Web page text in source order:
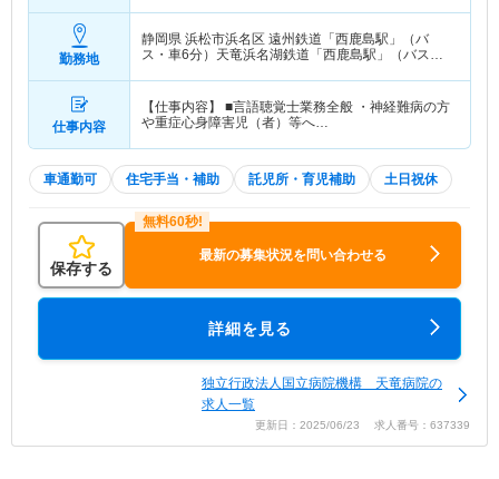
勤務地
静岡県 浜松市浜名区 遠州鉄道「西鹿島駅」（バ
ス・車6分）天竜浜名湖鉄道「西鹿島駅」（バス・
仕事内容
【仕事内容】 ■言語聴覚士業務全般 ・神経難病の方
や重症心身障害児（者）等へ…
車通勤可 住宅手当・補助 託児所・育児補助 土日祝休
保存する
最新の募集状況を問い合わせる
詳細を見る
独立行政法人国立病院機構 天竜病院の
求人一覧
更新日：2025/06/23 求人番号：637339